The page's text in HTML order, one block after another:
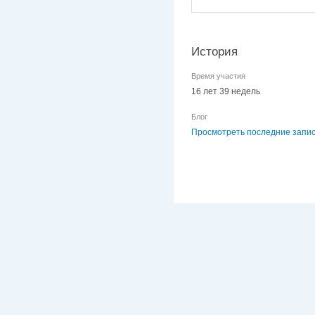
История
Время участия
16 лет 39 недель
Блог
Просмотреть последние